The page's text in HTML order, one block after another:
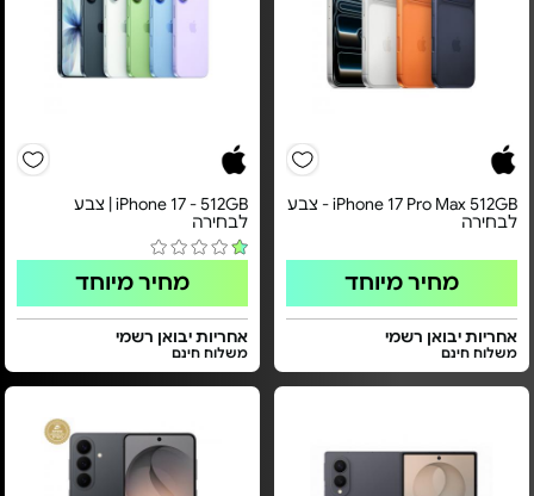
iPhone 17 Pro Max 512GB - צבע
לבחירה
מחיר מיוחד
אחריות יבואן רשמי
משלוח חינם
iPhone 17 - 512GB | צבע
לבחירה
מחיר מיוחד
אחריות יבואן רשמי
משלוח חינם